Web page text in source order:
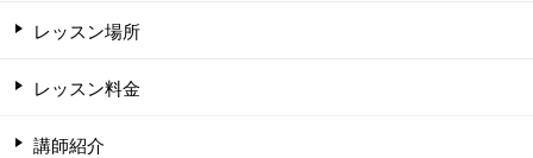
レッスン場所
レッスン料金
講師紹介